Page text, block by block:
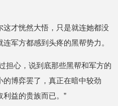
这才恍然大悟，只是就连她都没
军方都感到头疼的黑帮势力。
担心，说到底那些黑帮和军方的
博弈罢了，真正在暗中较劲
益的贵族而已。”